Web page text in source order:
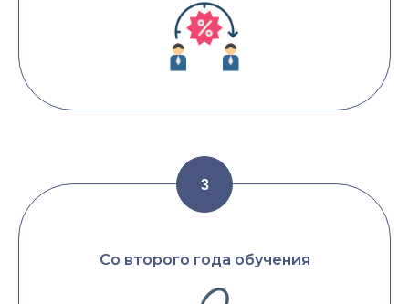
Со второго года обучения